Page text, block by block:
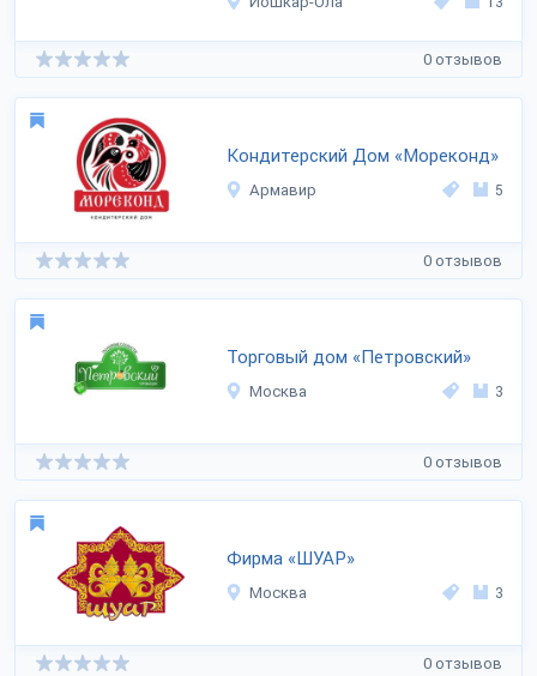
0 отзывов
Кондитерский Дом «Мореконд»
Армавир 5
0 отзывов
Торговый дом «Петровский»
Москва 3
0 отзывов
Фирма «ШУАР»
Москва 3
0 отзывов